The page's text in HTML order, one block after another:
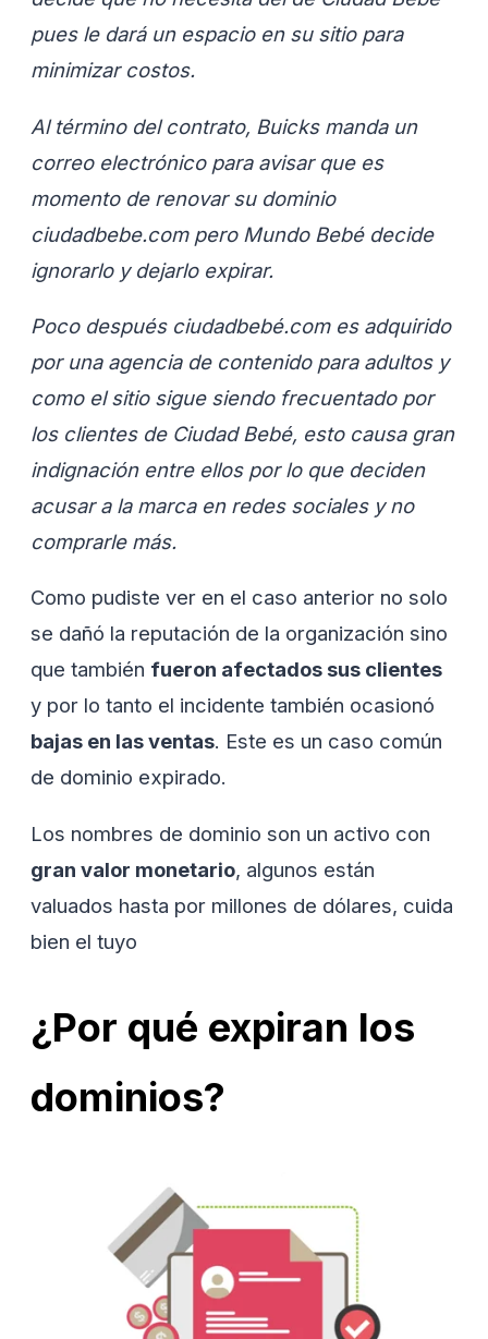
pues le dará un espacio en su sitio para
minimizar costos.
Al término del contrato, Buicks manda un
correo electrónico para avisar que es
momento de renovar su dominio
ciudadbebe.com pero Mundo Bebé decide
ignorarlo y dejarlo expirar.
Poco después ciudadbebé.com es adquirido
por una agencia de contenido para adultos y
como el sitio sigue siendo frecuentado por
los clientes de Ciudad Bebé, esto causa gran
indignación entre ellos por lo que deciden
acusar a la marca en redes sociales y no
comprarle más.
Como pudiste ver en el caso anterior no solo
se dañó la reputación de la organización sino
que también fueron afectados sus clientes
y por lo tanto el incidente también ocasionó
bajas en las ventas. Este es un caso común
de dominio expirado.
Los nombres de dominio son un activo con
gran valor monetario, algunos están
valuados hasta por millones de dólares, cuida
bien el tuyo
¿Por qué expiran los
dominios?